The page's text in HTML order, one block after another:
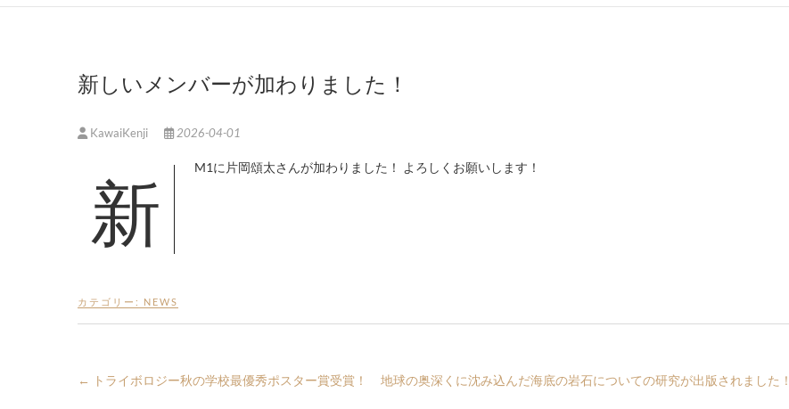
新しいメンバーが加わりました！
KawaiKenji 2026-04-01
新M1に片岡頌太さんが加わりました！ よろしくお願いします！
カテゴリー: NEWS
← トライボロジー秋の学校最優秀ポスター賞受賞！ 地球の奥深くに沈み込んだ海底の岩石についての研究が出版されました！